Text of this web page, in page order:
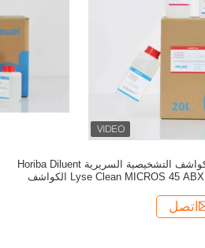
الكواشف التشخيصية السريرية Horiba Diluent
Lyse Clean MICROS 45 ABX الكواشف
اتصل